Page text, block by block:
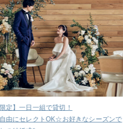
で貸切！
OK☆お好きなシーズンで
東京